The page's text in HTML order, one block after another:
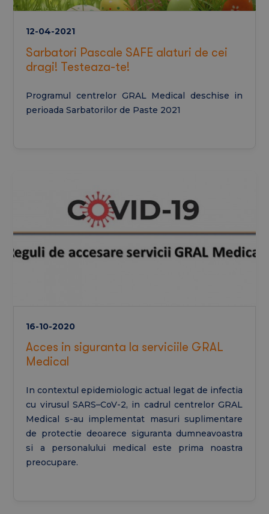
12-04-2021
Sarbatori Pascale SAFE alaturi de cei
dragi! Testeaza-te!
Programul centrelor GRAL Medical deschise in
perioada Sarbatorilor de Paste 2021
16-10-2020
Acces in siguranta la serviciile GRAL
Medical
In contextul epidemiologic actual legat de infectia
cu virusul SARS–CoV-2, in cadrul centrelor GRAL
Medical s-au implementat masuri suplimentare
de protectie deoarece siguranta dumneavoastra
si a personalului medical este prima noastra
preocupare.